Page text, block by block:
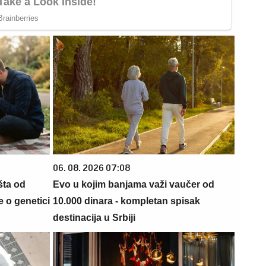
od
o genetici
06. 08. 2026 07:08
Evo u kojim banjama važi vaučer od
10.000 dinara - kompletan spisak
destinacija u Srbiji